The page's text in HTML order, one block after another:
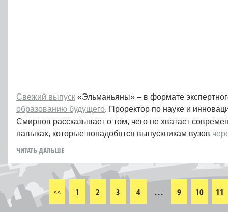
Свежий выпуск «Эльманьяны» – в формате
образованию будущего. Проректор по науке и
Смирнов рассказывает о том, чего не хватает
навыках, которые понадобятся выпускникам вузов
ЧИТАТЬ ДАЛЬШЕ
<< 1 2 3 4 … 9 10 11